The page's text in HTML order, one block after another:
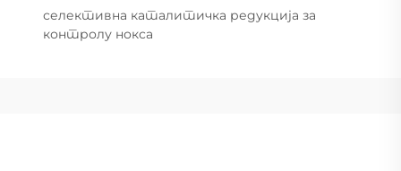
селективна каталитичка редукција за
контролу нокса